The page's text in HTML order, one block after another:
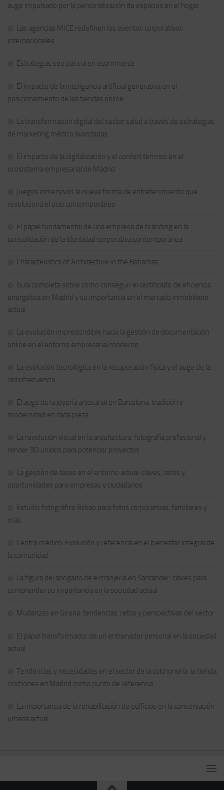
auge impulsado por la personalización de espacios en el hogar
Las agencias MICE redefinen los eventos corporativos
internacionales
Estrategias seo para ia en ecommerce
El impacto de la inteligencia artificial generativa en el
posicionamiento de las tiendas online
La transformación digital del sector salud a través de estrategias
de marketing médico avanzadas
El impacto de la digitalización y el confort térmico en el
ecosistema empresarial de Madrid
Juegos inmersivos la nueva forma de entretenimiento que
revoluciona el ocio contemporáneo
El papel fundamental de una empresa de branding en la
consolidación de la identidad corporativa contemporánea
Characteristics of Architecture in the Bahamas
Guía completa sobre cómo conseguir el certificado de eficiencia
energética en Madrid y su importancia en el mercado inmobiliario
actual
La evolución imprescindible hacia la gestión de documentación
online en el entorno empresarial moderno
La evolución tecnológica en la recuperación física y el auge de la
radiofrecuencia
El auge de la joyería artesanal en Barcelona: tradición y
modernidad en cada pieza
La revolución visual en la arquitectura: fotografía profesional y
render 3D unidos para potenciar proyectos
La gestión de tasas en el entorno actual: claves, retos y
oportunidades para empresas y ciudadanos
Estudio fotográfico Bilbao para fotos corporativas, familiares y
más
Centro médico: Evolución y referencia en el bienestar integral de
la comunidad
La figura del abogado de extranjería en Santander: claves para
comprender su importancia en la sociedad actual
Mudanzas en Girona: tendencias, retos y perspectivas del sector
El papel transformador de un entrenador personal en la sociedad
actual
Tendencias y necesidades en el sector de la colchonería: la tienda
colchones en Madrid como punto de referencia
La importancia de la rehabilitación de edificios en la conservación
urbana actual